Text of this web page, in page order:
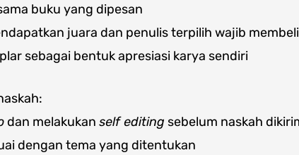
buku yang dipesan
juara dan penulis terpilih wajib
sebagai bentuk apresiasi karya sendiri
dan melakukan self editing sebelum naskah
dengan tema yang ditentukan